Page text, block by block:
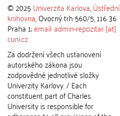
© 2025 Univerzita Karlova,Ústřední
knihovna, Ovocný trh 560/5, 116 36
Praha 1;email: admin-repozitar [at]
cuni.cz
Za dodržení všech ustanovení
autorského zákona jsou
zodpovědné jednotlivé složky
Univerzity Karlovy. / Each
constituent part of Charles
University is responsible for